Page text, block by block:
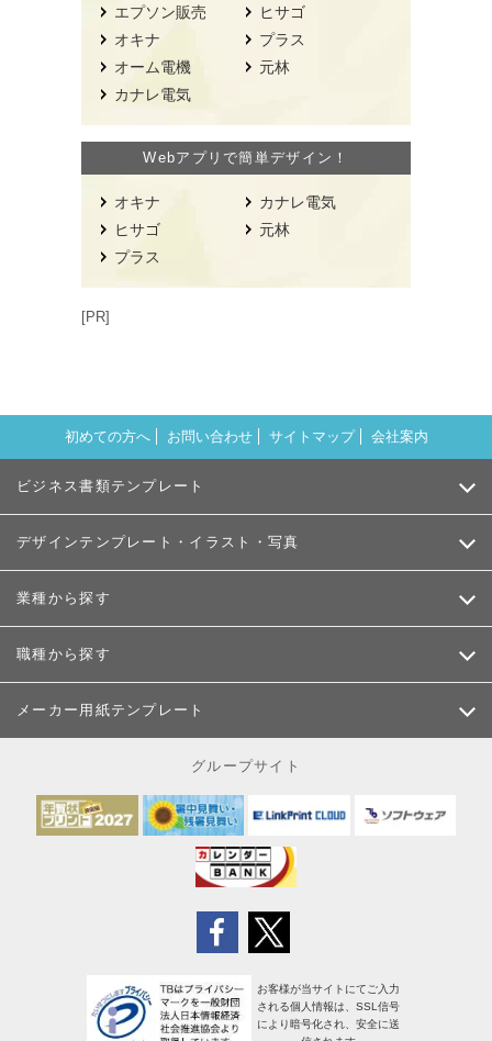
エプソン販売
オキナ
オーム電機
カナレ電気
ヒサゴ
プラス
元林
Webアプリで簡単デザイン！
オキナ
ヒサゴ
プラス
カナレ電気
元林
[PR]
初めての方へ お問い合わせ サイトマップ 会社案内
ビジネス書類テンプレート
デザインテンプレート・イラスト・写真
業種から探す
職種から探す
メーカー用紙テンプレート
グループサイト
お客様が当サイトにてご入力
される個人情報は、SSL信号
により暗号化され、安全に送